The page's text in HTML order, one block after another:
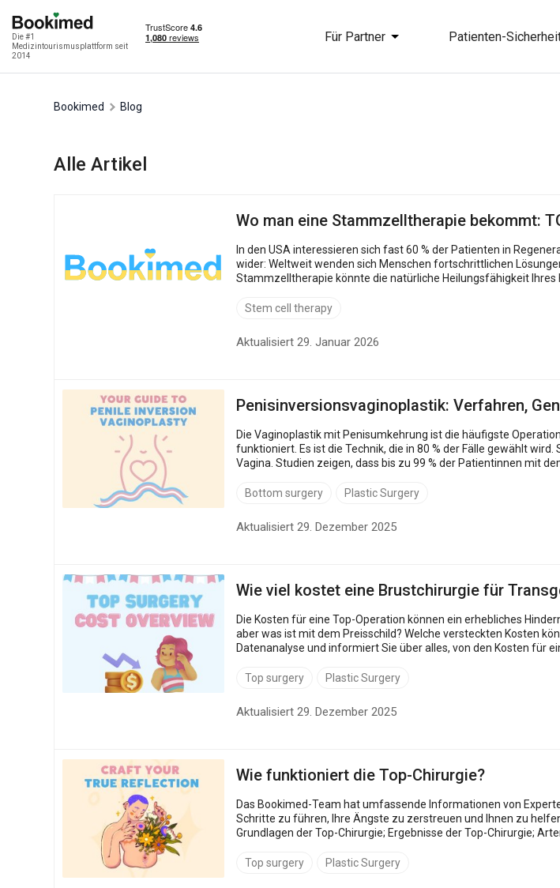
Die #1
Medizintourismusplattform seit
2014
Für Partner Patienten-
Bookimed Blog
Alle Artikel
Wo man eine Stammzelltherapie bekommt:
In den USA interessieren sich fast 60 % der Patienten in Regenerationskliniken für eine Stammzelltherapie. Dieser Anstieg spiegelt einen globalen Trend
wider: Weltweit wenden sich Menschen fortschrittlichen
Stammzelltherapie könnte die natürliche Heilungsfähigkeit Ihres Körpers freisetzen -
Stem cell therapy
Aktualisiert 29. Januar 2026
Penisinversionsvaginoplastik: Verfahren,
Die Vaginoplastik mit Penisumkehrung ist die häufigste
funktioniert. Es ist die Technik, die in 80 % der Fälle gewählt
Vagina. Studien zeigen, dass bis zu 99 % der Patientinnen mit
Bottom surgery
Plastic Surgery
Aktualisiert 29. Dezember 2025
Wie viel kostet eine Brustchirurgie für
Die Kosten für eine Top-Operation können ein erhebliches
aber was ist mit dem Preisschild? Welche versteckten Kosten
Datenanalyse und informiert Sie über alles, von den Kosten für
Top surgery
Plastic Surgery
Aktualisiert 29. Dezember 2025
Wie funktioniert die Top-Chirurgie?
Das Bookimed-Team hat umfassende Informationen von
Schritte zu führen, Ihre Ängste zu zerstreuen und Ihnen zu helfen, sich besser vorbereitet zu
Grundlagen der Top-Chirurgie; Ergebnisse der Top-Chirurgie; Arten der Top-Chirurgie; wie Sie den besten Spezialisten für Top-Chirurgie finden;
Top surgery
Plastic Surgery